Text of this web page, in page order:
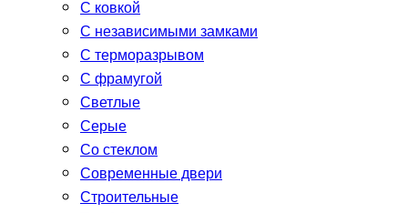
С ковкой
С независимыми замками
С терморазрывом
С фрамугой
Светлые
Серые
Со стеклом
Современные двери
Строительные